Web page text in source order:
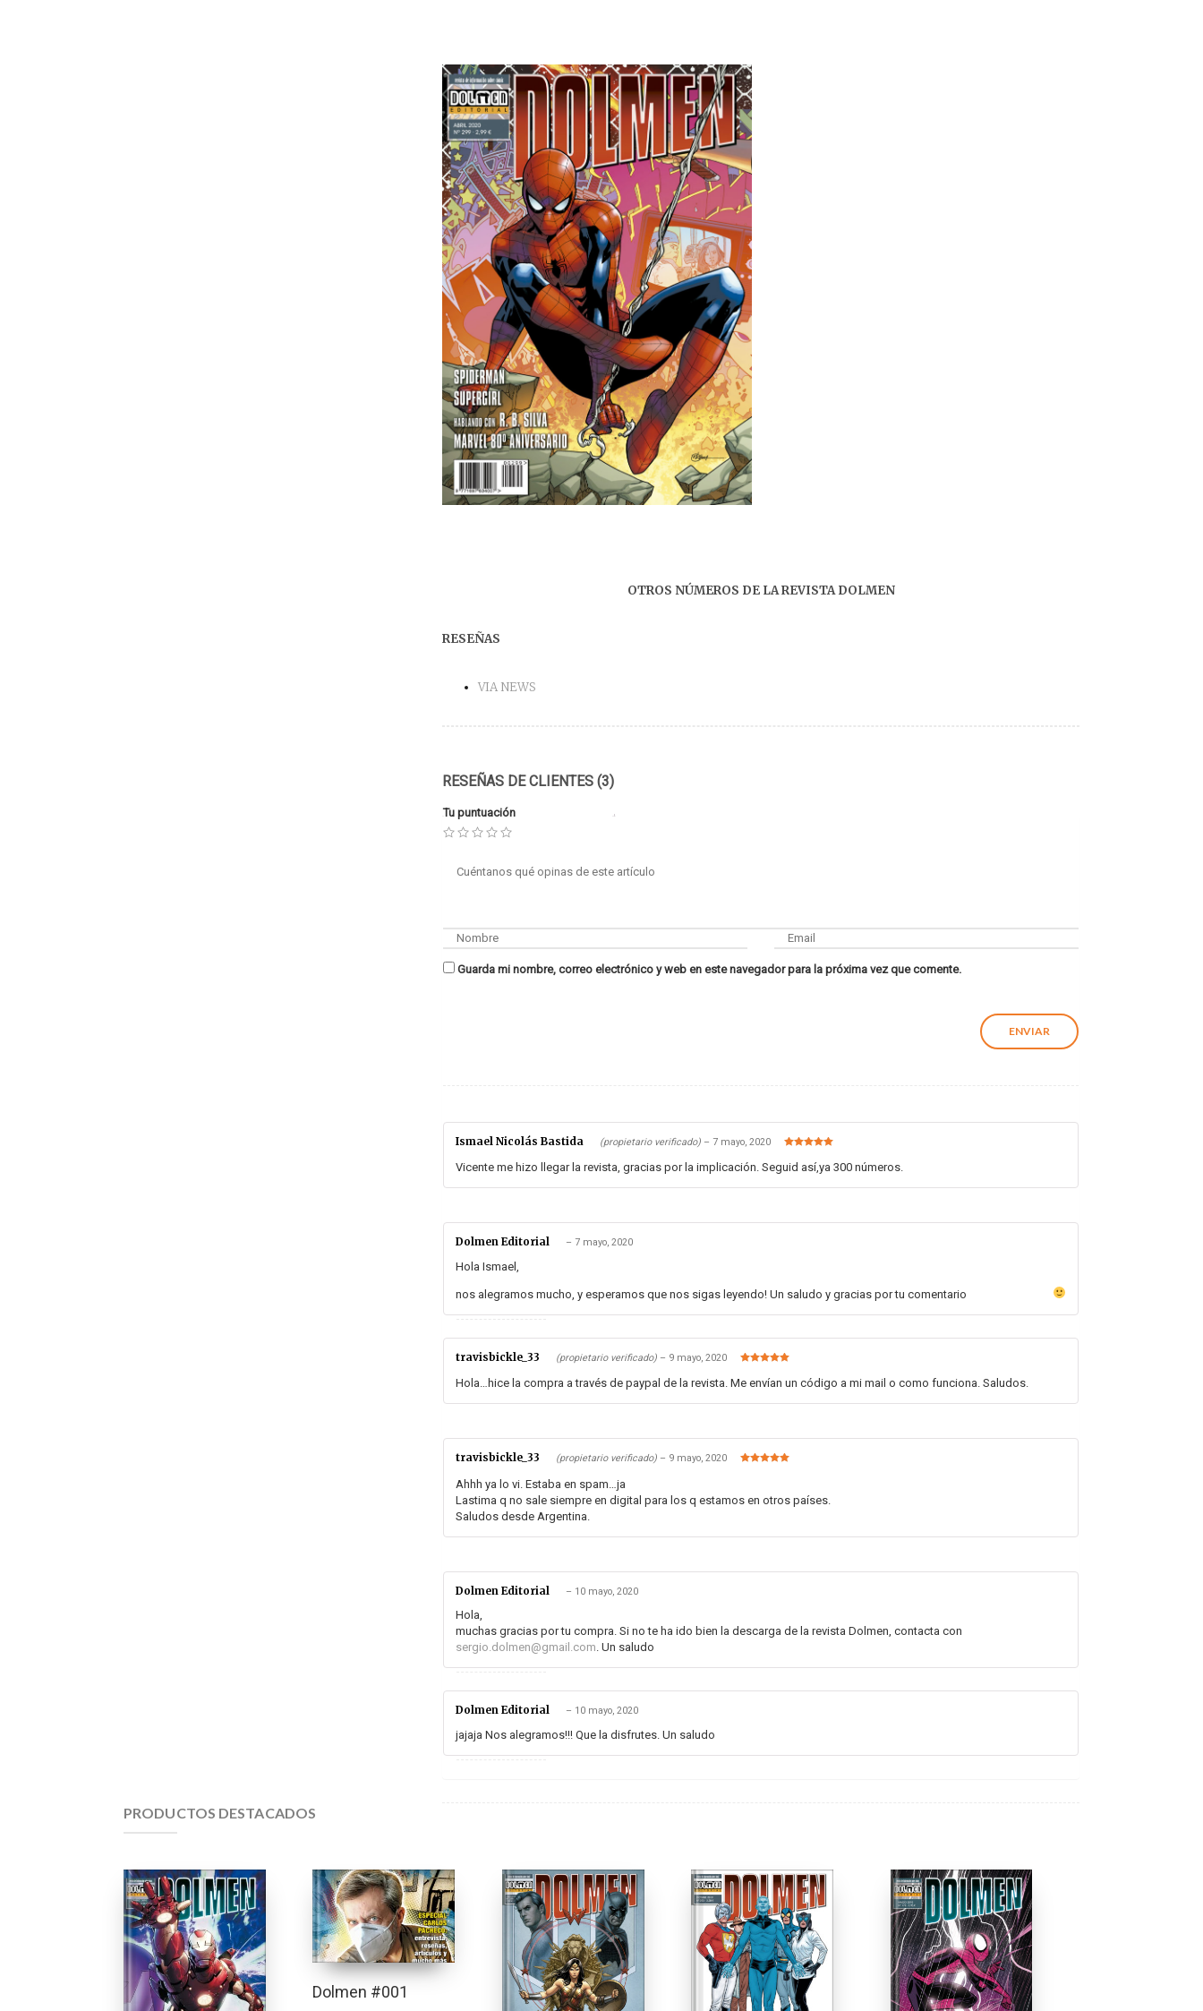
OTROS NÚMEROS DE LA REVISTA DOLMEN
RESEÑAS
VIA NEWS
RESEÑAS DE CLIENTES (3)
Tu puntuación
Guarda mi nombre, correo electrónico y web en este navegador para la próxima vez que comente.
Ismael Nicolás Bastida (propietario verificado) – 7 mayo, 2020
de 5
Vicente me hizo llegar la revista, gracias por la implicación. Seguid así,ya 300 números.
Dolmen Editorial – 7 mayo, 2020
Hola Ismael,
nos alegramos mucho, y esperamos que nos sigas leyendo! Un saludo y gracias por tu comentario
travisbickle_33 (propietario verificado) – 9 mayo, 2020
de 5
Hola…hice la compra a través de paypal de la revista. Me envían un código a mi mail o como funciona. Saludos.
travisbickle_33 (propietario verificado) – 9 mayo, 2020
Ahhh ya lo vi. Estaba en spam…ja
Lastima q no sale siempre en digital para los q estamos en otros países.
Saludos desde Argentina.
Dolmen Editorial – 10 mayo, 2020
Hola,
muchas gracias por tu compra. Si no te ha ido bien la descarga de la revista Dolmen, contacta con
sergio.dolmen@gmail.com. Un saludo
Dolmen Editorial – 10 mayo, 2020
jajaja Nos alegramos!!! Que la disfrutes. Un saludo
PRODUCTOS DESTACADOS
Dolmen #001